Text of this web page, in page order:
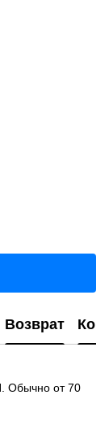
Возврат
Обычно от 70